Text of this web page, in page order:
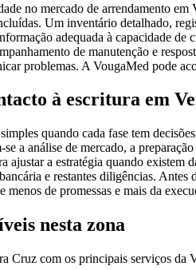
no mercado de arrendamento
Um inventário detalhado,
adequada à capacidade
de manutenção e
problemas. A VougaMed pode
à escritura em
quando cada fase tem
a análise de mercado, a
ajustar a estratégia quando
e restantes diligências.
menos de promessas e mais da
nesta zona
Cruz com os principais serviços da